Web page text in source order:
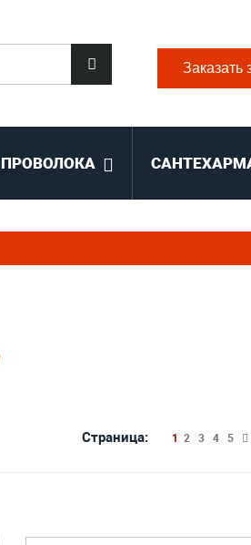
Заказать
ПРОВОЛОКА
Страница: 1 2 3 4 5